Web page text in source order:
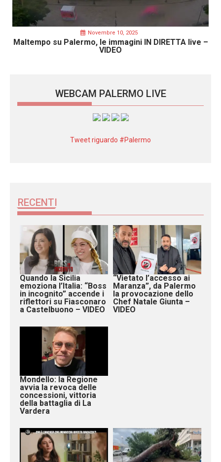
Novembre 10, 2025
Maltempo su Palermo, le immagini IN DIRETTA live –
VIDEO
WEBCAM PALERMO LIVE
Tweet riguardo #Palermo
RECENTI
Quando la Sicilia
emoziona l’Italia: “Boss
in incognito” accende i
riflettori su Fiasconaro
a Castelbuono – VIDEO
“Vietato l’accesso ai
Maranza”, da Palermo
la provocazione dello
Chef Natale Giunta –
VIDEO
Mondello: la Regione
avvia la revoca delle
concessioni, vittoria
della battaglia di La
Vardera